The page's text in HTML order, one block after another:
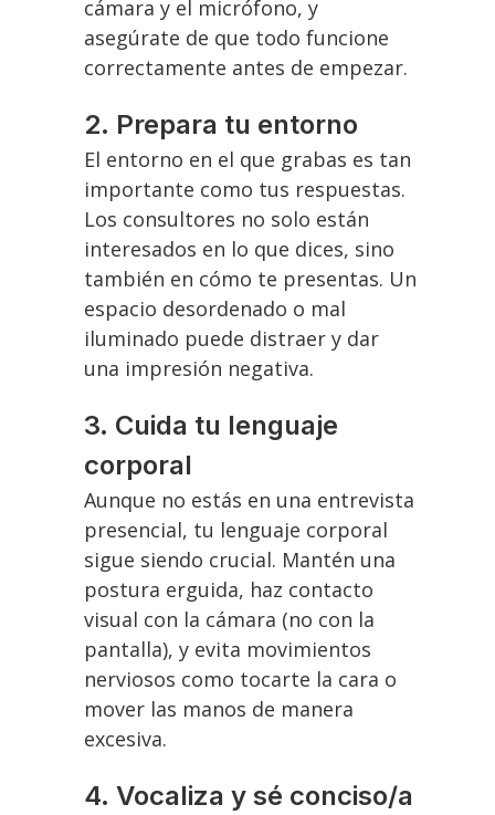
cámara y el micrófono, y
asegúrate de que todo funcione
correctamente antes de empezar.
2. Prepara tu entorno
El entorno en el que grabas es tan
importante como tus respuestas.
Los consultores no solo están
interesados en lo que dices, sino
también en cómo te presentas. Un
espacio desordenado o mal
iluminado puede distraer y dar
una impresión negativa.
3. Cuida tu lenguaje
corporal
Aunque no estás en una entrevista
presencial, tu lenguaje corporal
sigue siendo crucial. Mantén una
postura erguida, haz contacto
visual con la cámara (no con la
pantalla), y evita movimientos
nerviosos como tocarte la cara o
mover las manos de manera
excesiva.
4.Vocaliza y sé conciso/a